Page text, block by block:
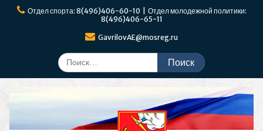
ПерейтиОтдел спорта: 8(496)406-60-10 | Отдел молодежной политики:
8(496)406-65-11
GavrilovAE@mosreg.ru
Поиск
по: